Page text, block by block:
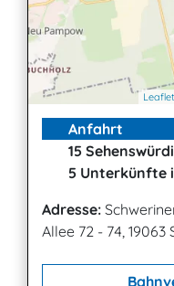
Leaflet
Anfahrt
15
5 Unterkünfte
Adresse:
Allee 72 - 74, 19063